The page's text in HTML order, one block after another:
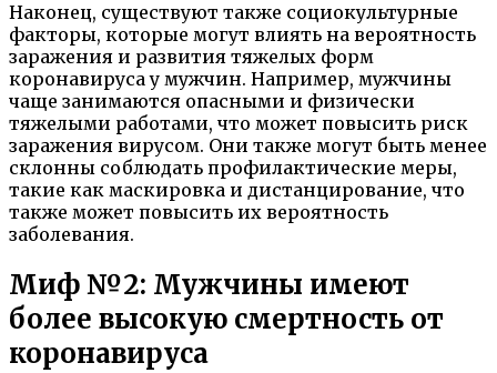
Наконец, существуют также социокультурные
факторы, которые могут влиять на вероятность
заражения и развития тяжелых форм
коронавируса у мужчин. Например, мужчины
чаще занимаются опасными и физически
тяжелыми работами, что может повысить риск
заражения вирусом. Они также могут быть менее
склонны соблюдать профилактические меры,
такие как маскировка и дистанцирование, что
также может повысить их вероятность
заболевания.
Миф №2: Мужчины имеют
более высокую смертность от
коронавируса